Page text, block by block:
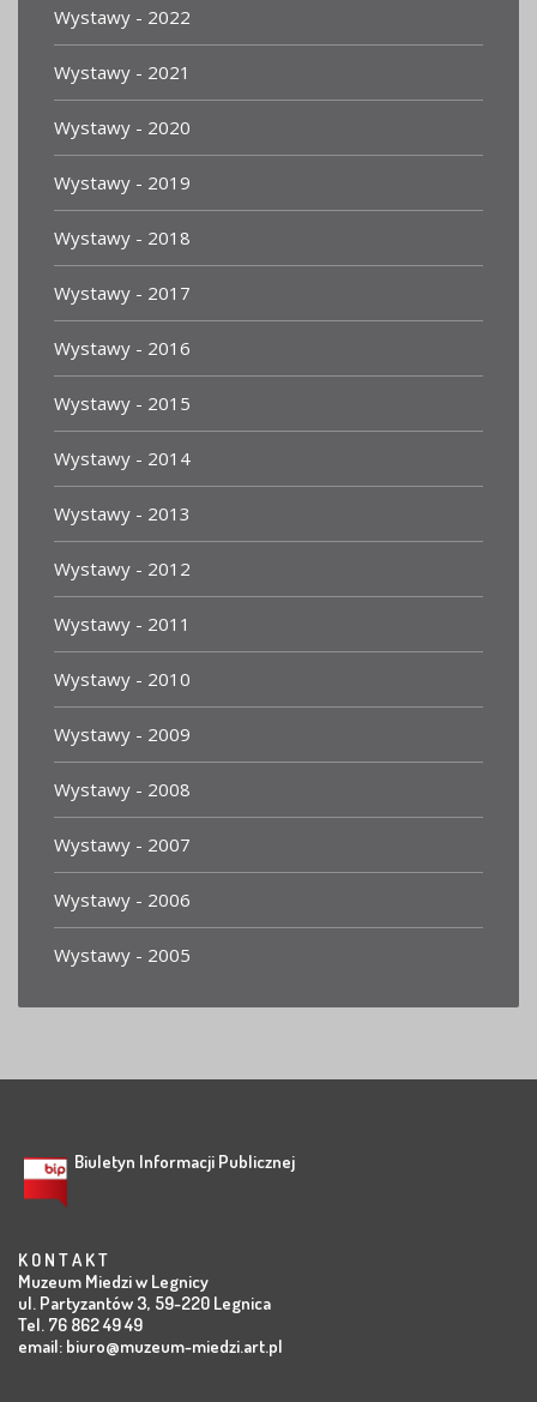
Wystawy - 2022
Wystawy - 2021
Wystawy - 2020
Wystawy - 2019
Wystawy - 2018
Wystawy - 2017
Wystawy - 2016
Wystawy - 2015
Wystawy - 2014
Wystawy - 2013
Wystawy - 2012
Wystawy - 2011
Wystawy - 2010
Wystawy - 2009
Wystawy - 2008
Wystawy - 2007
Wystawy - 2006
Wystawy - 2005
Biuletyn Informacji Publicznej
K O N T A K T
Muzeum Miedzi w Legnicy
ul. Partyzantów 3, 59-220 Legnica
Tel. 76 862 49 49
email: biuro@muzeum-miedzi.art.pl